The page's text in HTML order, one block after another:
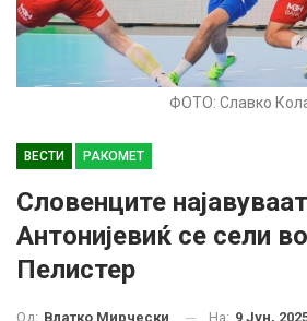
ФОТО: Славко
ВЕСТИ РАКОМЕТ
Словенците
Антонијевиќ се сели
Пелистер
Од: Влатко Мирчески На: 9 Јун,